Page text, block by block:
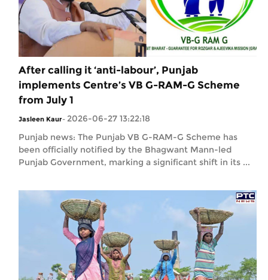
After calling it ‘anti-labour’, Punjab
implements Centre’s VB G-RAM-G Scheme
from July 1
Jasleen Kaur- 2026-06-27 13:22:18
Punjab news: The Punjab VB G-RAM-G Scheme has
been officially notified by the Bhagwant Mann-led
Punjab Government, marking a significant shift in its ...